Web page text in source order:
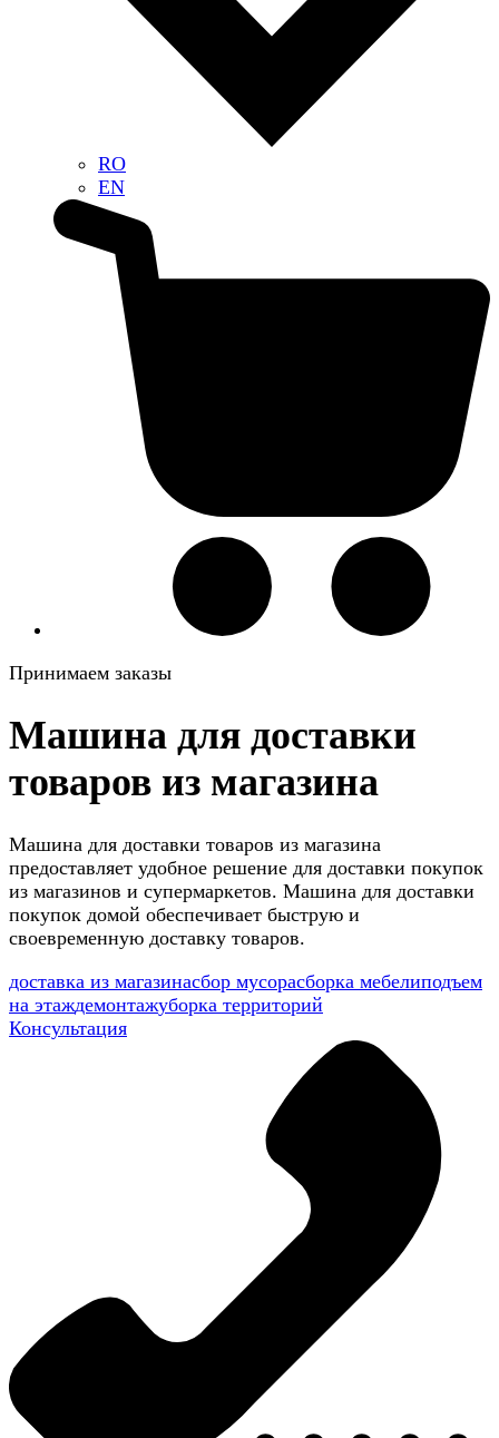
RO
EN
Принимаем заказы
Машина для доставки
товаров из магазина
Машина для доставки товаров из магазина
предоставляет удобное решение для доставки покупок
из магазинов и супермаркетов. Машина для доставки
покупок домой обеспечивает быструю и
своевременную доставку товаров.
доставка из магазинасбор мусорасборка мебелиподъем
на этаждемонтажуборка территорий
Консультация